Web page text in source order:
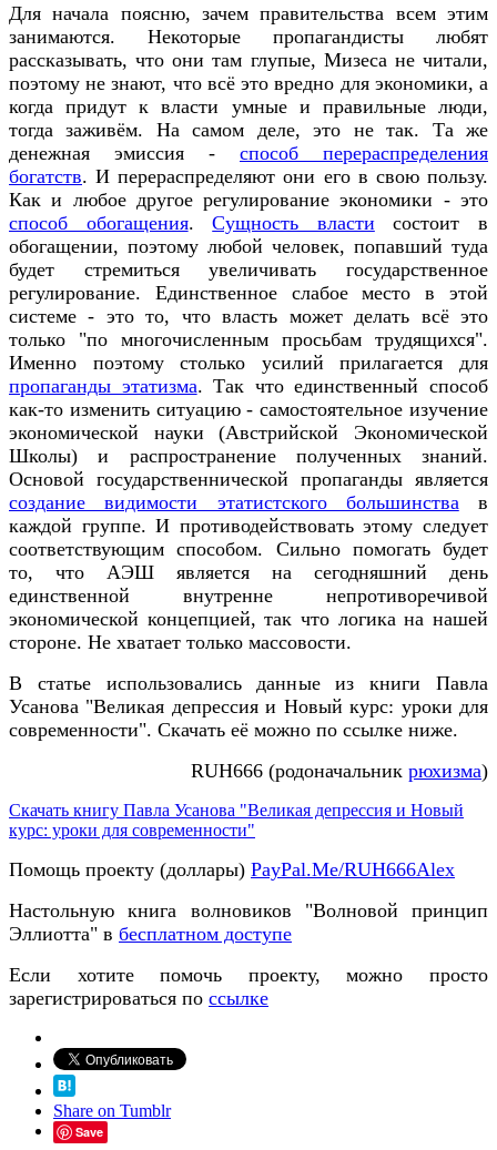
Для начала поясню, зачем правительства всем этим
занимаются. Некоторые пропагандисты любят
рассказывать, что они там глупые, Мизеса не читали,
поэтому не знают, что всё это вредно для экономики, а
когда придут к власти умные и правильные люди,
тогда заживём. На самом деле, это не так. Та же
денежная эмиссия - способ перераспределения
богатств. И перераспределяют они его в свою пользу.
Как и любое другое регулирование экономики - это
способ обогащения.Сущность власти состоит в
обогащении, поэтому любой человек, попавший туда
будет стремиться увеличивать государственное
регулирование. Единственное слабое место в этой
системе - это то, что власть может делать всё это
только "по многочисленным просьбам трудящихся".
Именно поэтому столько усилий прилагается для
пропаганды этатизма. Так что единственный способ
как-то изменить ситуацию - самостоятельное изучение
экономической науки (Австрийской Экономической
Школы) и распространение полученных знаний.
Основой государственнической пропаганды является
создание видимости этатистского большинства в
каждой группе. И противодействовать этому следует
соответствующим способом. Сильно помогать будет
то, что АЭШ является на сегодняшний день
единственной внутренне непротиворечивой
экономической концепцией, так что логика на нашей
стороне. Не хватает только массовости.
В статье использовались данные из книги Павла
Усанова "Великая депрессия и Новый курс: уроки для
современности". Скачать её можно по ссылке ниже.
RUH666 (родоначальник рюхизма)
Скачать книгу Павла Усанова "Великая депрессия и Новый
курс: уроки для современности"
Помощь проекту (доллары) PayPal.Me/RUH666Alex
Настольную книга волновиков "Волновой принцип
Эллиотта" в бесплатном доступе
Если хотите помочь проекту, можно просто
зарегистрироваться по ссылке
Share on Tumblr
Save